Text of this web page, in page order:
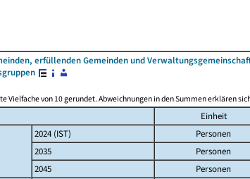
erfüllenden Gemeinden und
Vielfache von 10 gerundet. Abweichnungen in den Summen erklären
Einheit
2024 (IST) Personen
2035
Personen
2045
Personen